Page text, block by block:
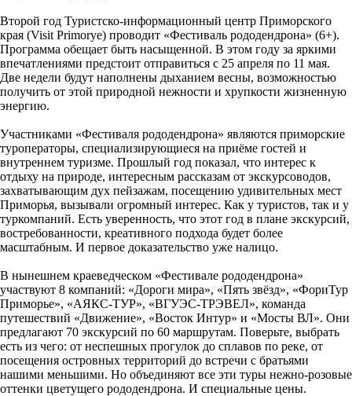
Второй год Туристско-информационный центр Приморского
края (Visit Primorye) проводит «Фестиваль рододендрона» (6+).
Программа обещает быть насыщенной. В этом году за яркими
впечатлениями предстоит отправиться с 25 апреля по 11 мая.
Две недели будут наполнены дыханием весны, возможностью
получить от этой природной нежности и хрупкости жизненную
энергию.
Участниками «Фестиваля рододендрона» являются приморские
туроператоры, специализирующиеся на приёме гостей и
внутреннем туризме. Прошлый год показал, что интерес к
отдыху на природе, интересным рассказам от экскурсоводов,
захватывающим дух пейзажам, посещению удивительных мест
Приморья, вызывали огромный интерес. Как у туристов, так и у
туркомпаний. Есть уверенность, что этот год в плане экскурсий,
востребованности, креативного подхода будет более
масштабным. И первое доказательство уже налицо.
В нынешнем краеведческом «Фестивале рододендрона»
участвуют 8 компаний: «Дороги мира», «Пять звёзд», «ФориТур
Приморье», «АЯКС-ТУР», «ВГУЭС-ТРЭВЕЛ», команда
путешествий «Движение», «Восток Интур» и «Мосты ВЛ». Они
предлагают 70 экскурсий по 60 маршрутам. Поверьте, выбрать
есть из чего: от неспешных прогулок до сплавов по реке, от
посещения островных территорий до встречи с братьями
нашими меньшими. Но объединяют все эти туры нежно-розовые
оттенки цветущего рододендрона. И специальные цены.